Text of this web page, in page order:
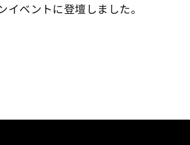
ベントに登壇しました。